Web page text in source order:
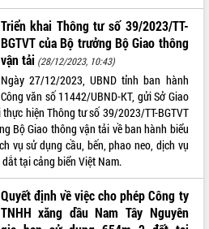
Triển khai Thông tư số 39/2023/TT-
BGTVT của Bộ trưởng Bộ Giao thông
vận tải (28/12/2023, 10:43)
Ngày 27/12/2023, UBND tỉnh ban hành
Công văn số 11442/UBND-KT, gửi Sở Giao
hiện Thông tư số 39/2023/TT-BGTVT
Bộ Giao thông vận tải về ban hành biểu
vụ sử dụng cầu, bến, phao neo, dịch vụ
tại cảng biển Việt Nam.
Quyết định về việc cho phép Công ty
TNHH xăng dầu Nam Tây Nguyên